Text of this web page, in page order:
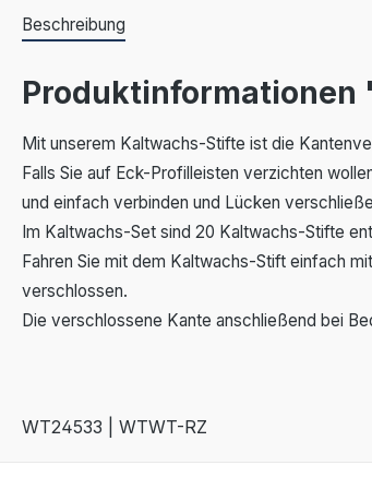
Beschreibung
Mit unserem Kaltwachs-Stifte ist die
Falls Sie auf Eck-Profilleisten verzichten
und einfach verbinden und Lücken
Im Kaltwachs-Set sind 20 Kaltwachs-Stifte
Fahren Sie mit dem Kaltwachs-Stift einfach
verschlossen.
Die verschlossene Kante anschließend bei
WT24533 | WTWT-RZ